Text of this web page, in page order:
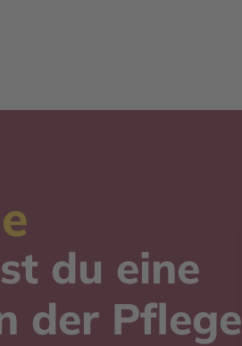
du eine
der Pflege